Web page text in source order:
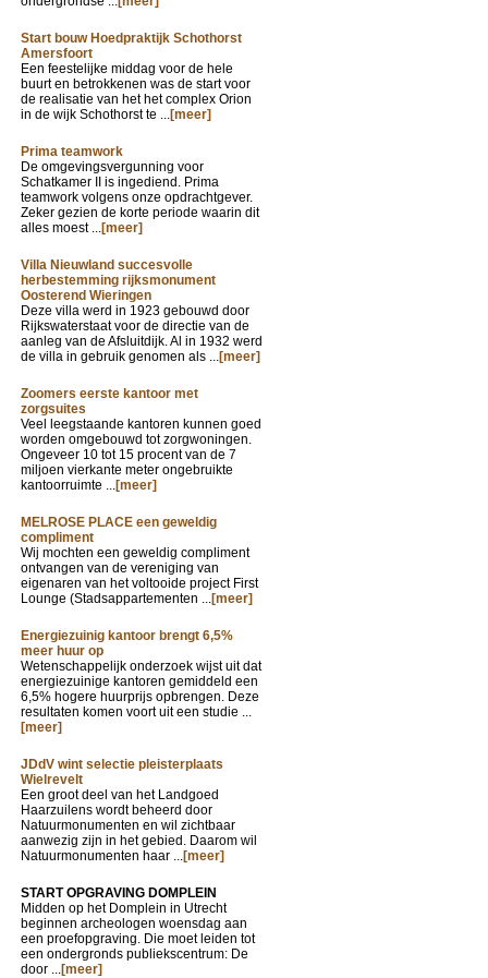
Start bouw Hoedpraktijk Schothorst
Amersfoort
Een feestelijke middag voor de hele
buurt en betrokkenen was de start voor
de realisatie van het het complex Orion
in de wijk Schothorst te ...[meer]
Prima teamwork
De omgevingsvergunning voor
Schatkamer II is ingediend. Prima
teamwork volgens onze opdrachtgever.
Zeker gezien de korte periode waarin dit
alles moest ...[meer]
Villa Nieuwland succesvolle
herbestemming rijksmonument
Oosterend Wieringen
Deze villa werd in 1923 gebouwd door
Rijkswaterstaat voor de directie van de
aanleg van de Afsluitdijk. Al in 1932 werd
de villa in gebruik genomen als ...[meer]
Zoomers eerste kantoor met
zorgsuites
Veel leegstaande kantoren kunnen goed
worden omgebouwd tot zorgwoningen.
Ongeveer 10 tot 15 procent van de 7
miljoen vierkante meter ongebruikte
kantoorruimte ...[meer]
MELROSE PLACE een geweldig
compliment
Wij mochten een geweldig compliment
ontvangen van de vereniging van
eigenaren van het voltooide project First
Lounge (Stadsappartementen ...[meer]
Energiezuinig kantoor brengt 6,5%
meer huur op
Wetenschappelijk onderzoek wijst uit dat
energiezuinige kantoren gemiddeld een
6,5% hogere huurprijs opbrengen. Deze
resultaten komen voort uit een studie ...
[meer]
JDdV wint selectie pleisterplaats
Wielrevelt
Een groot deel van het Landgoed
Haarzuilens wordt beheerd door
Natuurmonumenten en wil zichtbaar
aanwezig zijn in het gebied. Daarom wil
Natuurmonumenten haar ...[meer]
START OPGRAVING DOMPLEIN
Midden op het Domplein in Utrecht
beginnen archeologen woensdag aan
een proefopgraving. Die moet leiden tot
een ondergronds publiekscentrum: De
door ...[meer]